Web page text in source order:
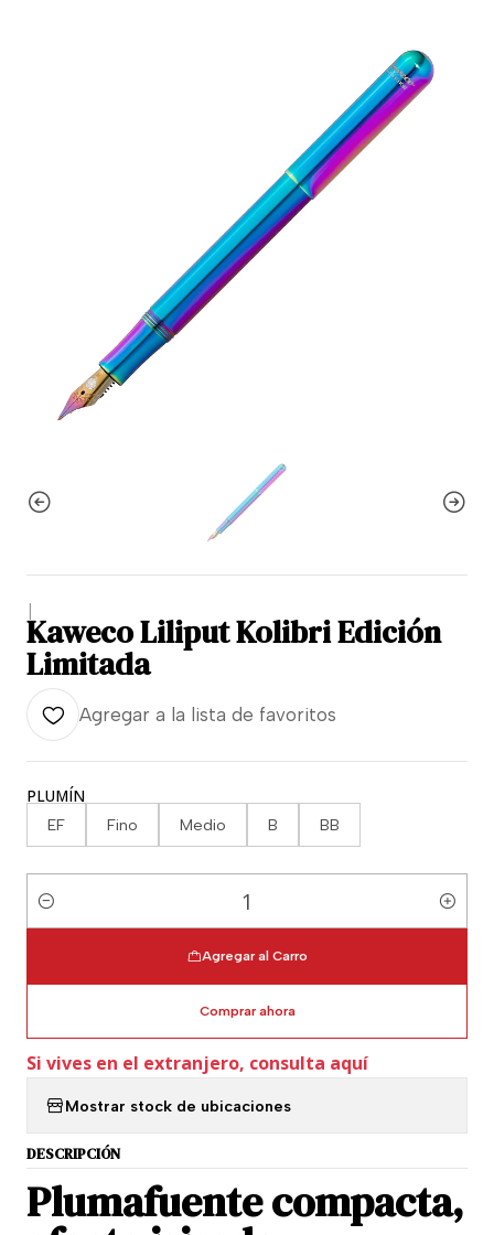
|
Kaweco Liliput Kolibri Edición
Limitada
Agregar a la lista de favoritos
PLUMÍN
EF Fino Medio B BB
Cantidad
Agregar al Carro
Comprar ahora
Si vives en el extranjero, consulta aquí
Mostrar stock de ubicaciones
DESCRIPCIÓN
Plumafuente compacta,